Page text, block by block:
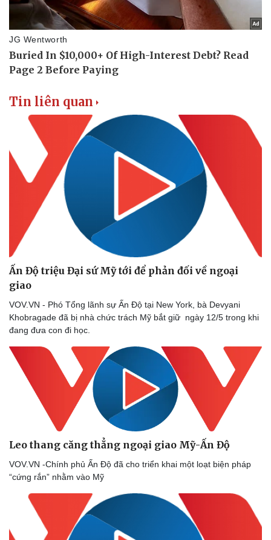
Sức khỏe
Dinh dưỡng - món ngon
Cây thuốc
Sản phụ khoa
Nhi khoa
Nam khoa
Làm đẹp - giảm cân
Phòng mạch online
Ăn sạch sống khỏe
Đời sống
Nhà đẹp
Blog
Tình yêu - Gia đình
Tin liên quan
Ấn Độ triệu Đại sứ Mỹ tới để phản đối về ngoại
giao
VOV.VN - Phó Tổng lãnh sự Ấn Độ tại New York, bà Devyani
Khobragade đã bị nhà chức trách Mỹ bắt giữ ngày 12/5 trong khi
đang đưa con đi học.
Leo thang căng thẳng ngoại giao Mỹ-Ấn Độ
VOV.VN -Chính phủ Ấn Độ đã cho triển khai một loạt biện pháp
“cứng rắn” nhằm vào Mỹ